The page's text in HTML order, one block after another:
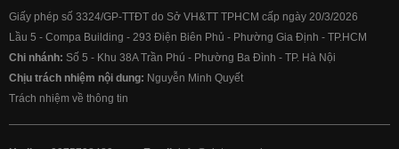
Giấy phép số 3324/GP-TTĐT do Sở VH&TT TPHCM cấp ngày 20/3/2026
Lầu 5 - Compa Building - 293 Điện Biên Phủ - Phường Gia Định - TP.HCM
Chi nhánh: Số 5 - Khu 38A Trần Phú - Phường Ba Đình - TP. Hà Nội
Chịu trách nhiệm nội dung: Nguyễn Minh Quyết
Trách nhiệm về thông tin